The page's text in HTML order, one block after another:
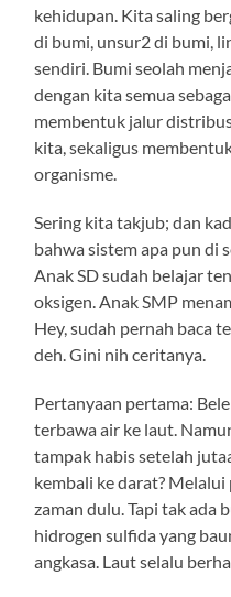
kehidupan. Kita saling
di bumi, unsur2 di bumi,
sendiri. Bumi seolah
dengan kita semua
membentuk jalur
kita, sekaligus
organisme.
Sering kita takjub; dan
bahwa sistem apa pun di
Anak SD sudah belajar
oksigen. Anak SMP
Hey, sudah pernah baca
deh. Gini nih ceritanya.
Pertanyaan pertama:
terbawa air ke laut.
tampak habis setelah
kembali ke darat?
zaman dulu. Tapi tak ada
hidrogen sulfida yang
angkasa. Laut selalu